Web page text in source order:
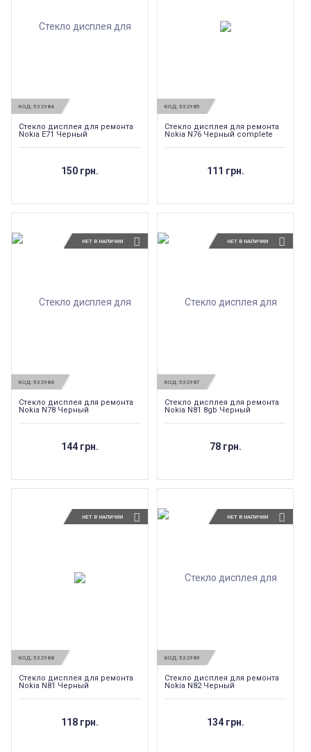
КОД: 532984
Стекло дисплея для ремонта
Nokia E71 Черный
150 грн.
КОД: 532985
Стекло дисплея для ремонта
Nokia N76 Черный complete
111 грн.
НЕТ В НАЛИЧИИ
КОД: 532986
Стекло дисплея для ремонта
Nokia N78 Черный
144 грн.
НЕТ В НАЛИЧИИ
КОД: 532987
Стекло дисплея для ремонта
Nokia N81 8gb Черный
78 грн.
НЕТ В НАЛИЧИИ
КОД: 532988
Стекло дисплея для ремонта
Nokia N81 Черный
118 грн.
НЕТ В НАЛИЧИИ
КОД: 532989
Стекло дисплея для ремонта
Nokia N82 Черный
134 грн.